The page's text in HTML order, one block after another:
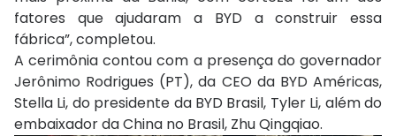
fatores que ajudaram a BYD a construir essa
fábrica”, completou.
A cerimônia contou com a presença do governador
Jerônimo Rodrigues (PT), da CEO da BYD Américas,
Stella Li, do presidente da BYD Brasil, Tyler Li, além do
embaixador da China no Brasil, Zhu Qingqiao.